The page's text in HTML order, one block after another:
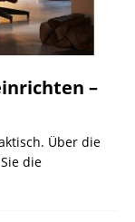
–
Über die
die